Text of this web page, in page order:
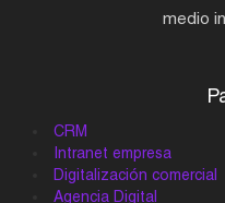
medio
CRM
Intranet empresa
Digitalización comercial
Agencia Digital